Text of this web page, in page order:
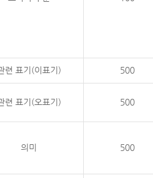
련 표기(이표기) 500
련 표기(오표기) 500
의미 500